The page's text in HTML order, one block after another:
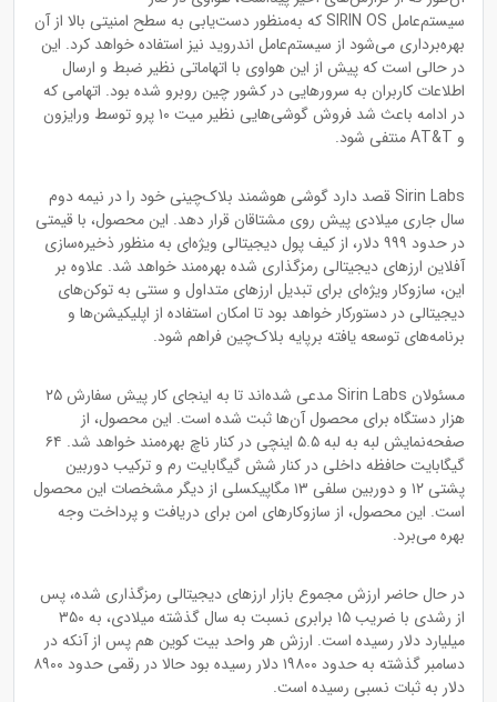
سیستم‌عامل SIRIN OS که به‌منظور دست‌یابی به سطح امنیتی بالا از آن
بهره‌برداری می‌شود از سیستم‌عامل اندروید نیز استفاده خواهد کرد. این
در حالی است که پیش از این هواوی با اتهاماتی نظیر ضبط و ارسال
اطلاعات کاربران به سرورهایی در کشور چین روبرو شده بود. اتهامی که
در ادامه باعث شد فروش گوشی‌هایی نظیر میت ۱۰ پرو توسط ورایزون
و AT&T منتفی شود.
Sirin Labs قصد دارد گوشی هوشمند بلاک‌چینی خود را در نیمه دوم
سال جاری میلادی پیش روی مشتاقان قرار دهد. این محصول، با قیمتی
در حدود ۹۹۹ دلار، از کیف پول دیجیتالی ویژه‌ای به منظور ذخیره‌سازی
آفلاین ارزهای دیجیتالی رمزگذاری شده بهره‌مند خواهد شد. علاوه بر
این، سازوکار ویژه‌ای برای تبدیل ارزهای متداول و سنتی به توکن‌های
دیجیتالی در دستورکار خواهد بود تا امکان استفاده از اپلیکیشن‌ها و
برنامه‌های توسعه یافته برپایه بلاک‌چین فراهم شود.
مسئولان Sirin Labs مدعی شده‌اند تا به اینجای کار پیش سفارش ۲۵
هزار دستگاه برای محصول آن‌ها ثبت شده است. این محصول، از
صفحه‌نمایش لبه به لبه ۵.۵ اینچی در کنار ناچ بهره‌مند خواهد شد. ۶۴
گیگابایت حافظه داخلی در کنار شش گیگابایت رم و ترکیب دوربین
پشتی ۱۲ و دوربین سلفی ۱۳ مگاپیکسلی از دیگر مشخصات این محصول
است. این محصول، از سازوکارهای امن برای دریافت و پرداخت وجه
بهره‌ می‌برد.
در حال حاضر ارزش مجموع بازار ارزهای دیجیتالی رمزگذاری شده، پس
از رشدی با ضریب ۱۵ برابری نسبت به سال گذشته میلادی، به ۳۵۰
میلیارد دلار رسیده است. ارزش هر واحد بیت کوین هم پس از آنکه در
دسامبر گذشته به حدود ۱۹۸۰۰ دلار رسیده بود حالا در رقمی حدود ۸۹۰۰
دلار به ثبات نسبی رسیده است.